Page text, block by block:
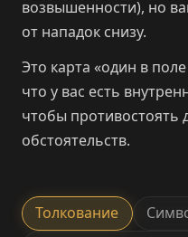
возвышенности), но
от нападок снизу.
Это карта «один в
что у вас есть
чтобы
обстоятельств.
Толкование